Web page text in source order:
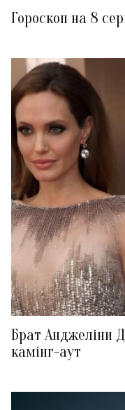
Гороскоп на 8
Брат Анджеліни
камінг-аут